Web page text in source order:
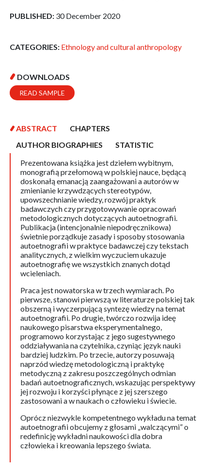
PUBLISHED: 30 December 2020
CATEGORIES: Ethnology and cultural anthropology
DOWNLOADS
READ SAMPLE
ABSTRACT
CHAPTERS
AUTHOR BIOGRAPHIES
STATISTIC
Prezentowana książka jest dziełem wybitnym,
monografią przełomową w polskiej nauce, będącą
doskonałą emanacją zaangażowani a autorów w
zmienianie krzywdzących stereotypów,
upowszechnianie wiedzy, rozwój praktyk
badawczych czy przygotowywanie opracowań
metodologicznych dotyczących autoetnografii.
Publikacja (intencjonalnie niepodręcznikowa)
świetnie porządkuje zasady i sposoby stosowania
autoetnografii w praktyce badawczej czy tekstach
analitycznych, z wielkim wyczuciem ukazuje
autoetnografię we wszystkich znanych dotąd
wcieleniach.
Praca jest nowatorska w trzech wymiarach. Po
pierwsze, stanowi pierwszą w literaturze polskiej tak
obszerną i wyczerpującą syntezę wiedzy na temat
autoetnografii. Po drugie, twórczo rozwija ideę
naukowego pisarstwa eksperymentalnego,
programowo korzystając z jego sugestywnego
oddziaływania na czytelnika, czyniąc język nauki
bardziej ludzkim. Po trzecie, autorzy posuwają
naprzód wiedzę metodologiczną i praktykę
metodyczną z zakresu poszczególnych odmian
badań autoetnograficznych, wskazując perspektywy
jej rozwoju i korzyści płynące z jej szerszego
zastosowani a w naukach o człowieku i świecie.
Oprócz niezwykle kompetentnego wykładu na temat
autoetnografii obcujemy z głosami „walczącymi” o
redefinicję wykładni naukowości dla dobra
człowieka i kreowania lepszego świata.